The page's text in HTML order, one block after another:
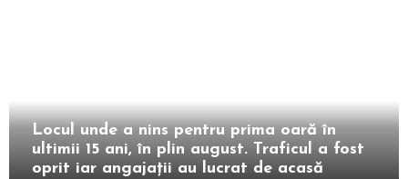
Locul unde a nins pentru prima oară în
ultimii 15 ani, în plin august. Traficul a fost
oprit iar angajații au lucrat de acasă